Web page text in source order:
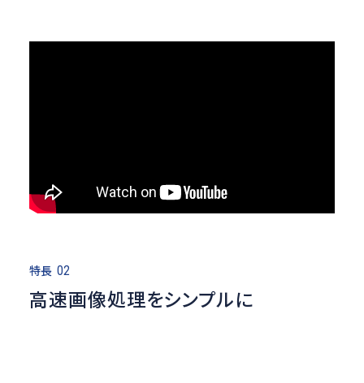
特長 02
高速画像処理をシンプルに